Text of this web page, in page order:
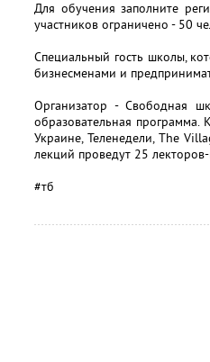
Для обучения заполните
участников ограничено - 50
Специальный гость школы,
бизнесменами и
Организатор - Свободная
образовательная
Украине, Теленедели, The
лекций проведут 25
#тб